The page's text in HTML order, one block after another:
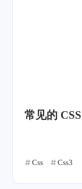
常见的
Css Css3